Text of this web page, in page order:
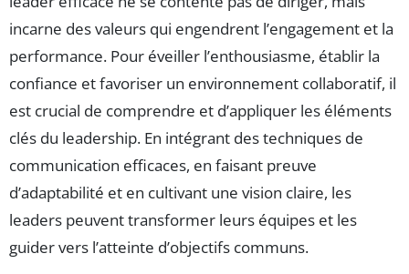
incarne des valeurs qui engendrent l’engagement et la
performance. Pour éveiller l’enthousiasme, établir la
confiance et favoriser un environnement collaboratif, il
est crucial de comprendre et d’appliquer les éléments
clés du leadership. En intégrant des techniques de
communication efficaces, en faisant preuve
d’adaptabilité et en cultivant une vision claire, les
leaders peuvent transformer leurs équipes et les
guider vers l’atteinte d’objectifs communs.